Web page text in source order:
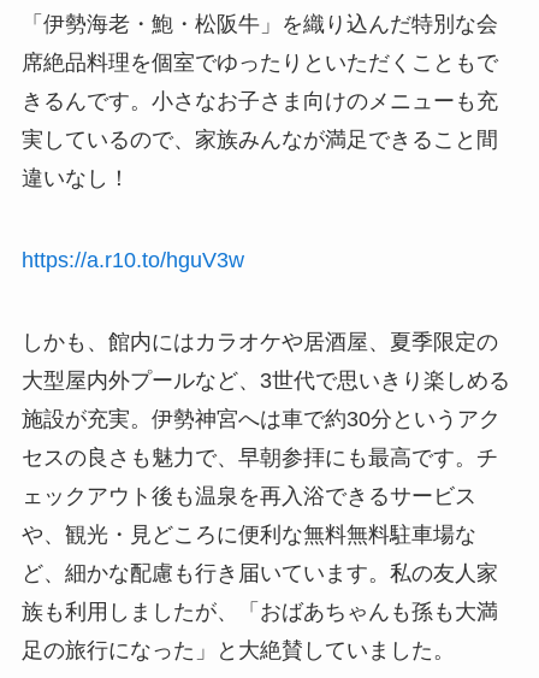
「伊勢海老・鮑・松阪牛」を織り込んだ特別な会
席絶品料理を個室でゆったりといただくこともで
きるんです。小さなお子さま向けのメニューも充
実しているので、家族みんなが満足できること間
違いなし！
https://a.r10.to/hguV3w
しかも、館内にはカラオケや居酒屋、夏季限定の
大型屋内外プールなど、3世代で思いきり楽しめる
施設が充実。伊勢神宮へは車で約30分というアク
セスの良さも魅力で、早朝参拝にも最高です。チ
ェックアウト後も温泉を再入浴できるサービス
や、観光・見どころに便利な無料無料駐車場な
ど、細かな配慮も行き届いています。私の友人家
族も利用しましたが、「おばあちゃんも孫も大満
足の旅行になった」と大絶賛していました。